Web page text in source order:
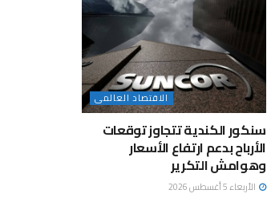
الاقتصاد العالمى
سنكور الكندية تتجاوز توقعات
الأرباح بدعم ارتفاع الأسعار
وهوامش التكرير
الأربعاء 5 أغسطس 2026